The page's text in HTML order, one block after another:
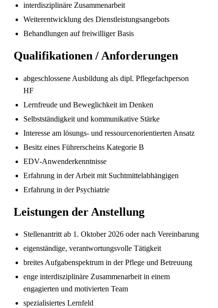
Schweiz im Jahr 2026
Sind in Deutschland ausgebildete
Pflegefachpersonen in der Schweiz bevorzugt?
interdisziplinäre Zusammenarbeit
Weiterentwicklung des Dienstleistungsangebots
Behandlungen auf freiwilliger Basis
Qualifikationen / Anforderungen
abgeschlossene Ausbildung als dipl. Pflegefachperson
HF
Lernfreude und Beweglichkeit im Denken
Selbstständigkeit und kommunikative Stärke
Interesse am lösungs- und ressourcenorientierten Ansatz
Besitz eines Führerscheins Kategorie B
EDV-Anwenderkenntnisse
Erfahrung in der Arbeit mit Suchtmittelabhängigen
Erfahrung in der Psychiatrie
Leistungen der Anstellung
Stellenantritt ab 1. Oktober 2026 oder nach Vereinbarung
eigenständige, verantwortungsvolle Tätigkeit
breites Aufgabenspektrum in der Pflege und Betreuung
enge interdisziplinäre Zusammenarbeit in einem
engagierten und motivierten Team
spezialisiertes Lernfeld